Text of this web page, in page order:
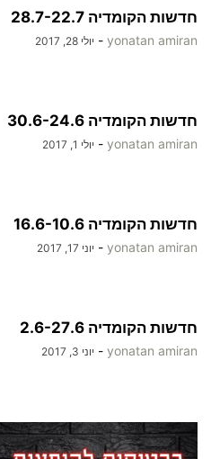
חדשות הקומדיה 28.7-22.7
yonatan amiran
- יולי 28, 2017
חדשות הקומדיה 30.6-24.6
yonatan amiran
- יולי 1, 2017
חדשות הקומדיה 16.6-10.6
yonatan amiran
- יוני 17, 2017
חדשות הקומדיה 2.6-27.6
yonatan amiran
- יוני 3, 2017